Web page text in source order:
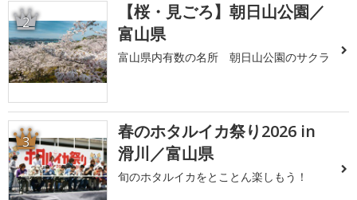
2
【桜・見ごろ】朝日山公園／
富山県
富山県内有数の名所 朝日山公園のサクラ
3
春のホタルイカ祭り2026 in
滑川／富山県
旬のホタルイカをとことん楽しもう！